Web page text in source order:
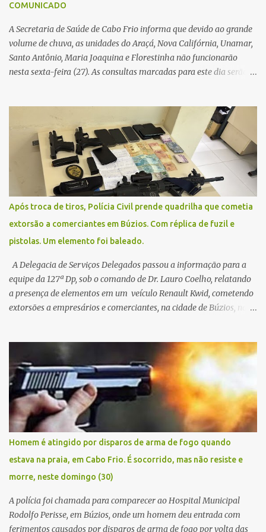
COMUNICADO
A Secretaria de Saúde de Cabo Frio informa que devido ao grande
volume de chuva, as unidades do Araçá, Nova Califórnia, Unamar,
Santo Antônio, Maria Joaquina e Florestinha não funcionarão
nesta sexta-feira (27). As consultas marcadas para este dia serão
Contamos com a compreensão de toda população, pois se trata de
uma situação climática que foge ao controle da administração
pública.
Após troca de tiros, Polícia Civil prende quadrilha que cometia
extorsão a comerciantes em Búzios. Com réplica de fuzil e
pistolas. Um elemento foi baleado.
A Delegacia de Serviços Delegados passou a informação para a
equipe da 127ª Dp, sob o comando de Dr. Lauro Coelho, relatando
a presença de elementos em um veículo Renault Kwid, cometendo
extorsões a empresários e comerciantes, na cidade de Búzios, na
fugir da cidade Buziana. Um dos detidos é policial civil e este foi
baleado na perna na troca de tiros . Na ocorrência, três armas,
pistolas e uma réplica de fuzil, foram apreendidas. O homem
baleado foi identificado como Claudio Bastos, conhecido no meio
político.
Homem é atingido por disparos de arma de fogo quando
estava na praia, em Cabo Frio. É socorrido, mas não resiste e
morre, neste domingo (30)
A polícia foi chamada para comparecer ao Hospital Municipal
Rodolfo Perisse, em Búzios, onde um homem deu entrada com
ferimentos causados por disparos de arma de fogo por volta das